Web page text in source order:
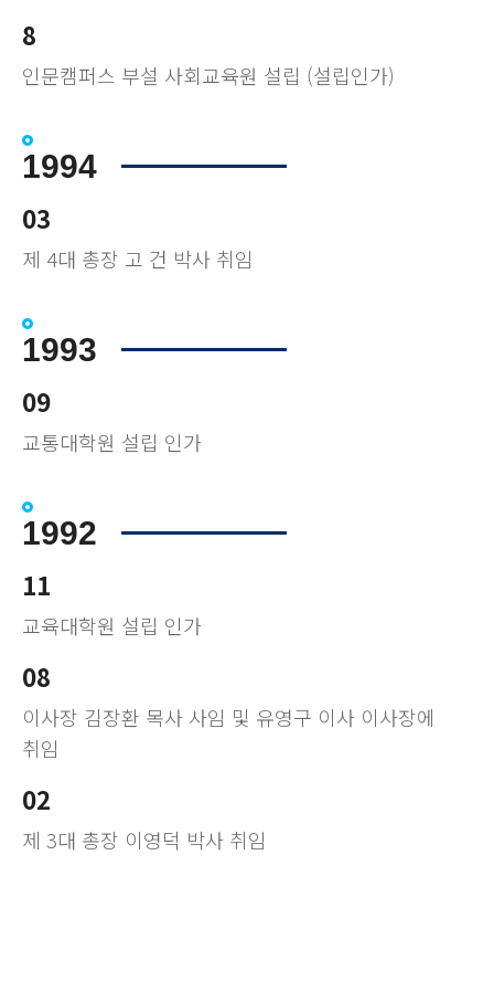
8
인문캠퍼스 부설 사회교육원 설립 (설립인가)
1994
03
제 4대 총장 고 건 박사 취임
1993
09
교통대학원 설립 인가
1992
11
교육대학원 설립 인가
08
이사장 김장환 목사 사임 및 유영구 이사 이사장에
취임
02
제 3대 총장 이영덕 박사 취임